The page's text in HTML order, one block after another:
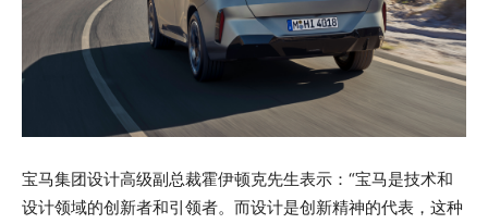
宝马集团设计高级副总裁霍伊顿克先生表示：“宝马是技术和
设计领域的创新者和引领者。而设计是创新精神的代表，这种